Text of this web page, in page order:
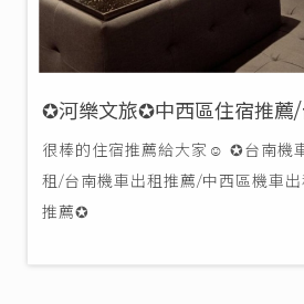
✪河樂文旅✪中西區住宿推薦/
區租機車推薦✪
很棒的住宿推薦給大家☺ ✪台南機
租/台南機車出租推薦/中西區機車
推薦✪